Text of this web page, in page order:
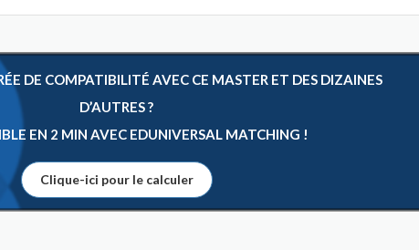
DE COMPATIBILITÉ AVEC CE MASTER ET DES DIZAINES
D’AUTRES ?
EN 2 MIN AVEC EDUNIVERSAL MATCHING !
Clique-ici pour le calculer